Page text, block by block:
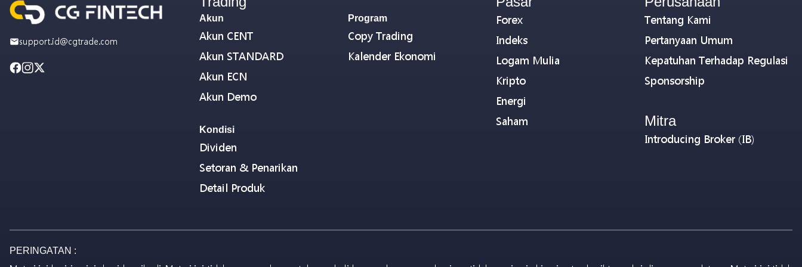
support.id@cgtrade.com
Akun
Akun CENT
Akun STANDARD
Akun ECN
Akun Demo
Kondisi
Dividen
Setoran & Penarikan
Detail Produk
Program
Copy Trading
Kalender Ekonomi
Forex
Indeks
Logam Mulia
Kripto
Energi
Saham
Tentang Kami
Pertanyaan Umum
Kepatuhan Terhadap Regulasi
Sponsorship
Mitra
Introducing Broker (IB)
PERINGATAN :